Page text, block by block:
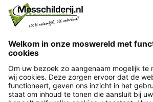
Route naar mos-
Florapark 14
Klantenservice